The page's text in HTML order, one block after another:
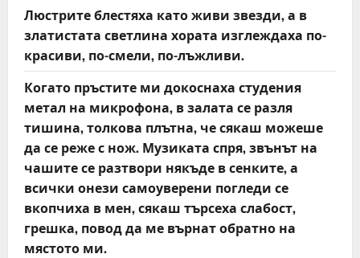
Люстрите блестяха като живи звезди, а в
златистата светлина хората изглеждаха по-
красиви, по-смели, по-лъжливи.
Когато пръстите ми докоснаха студения
метал на микрофона, в залата се разля
тишина, толкова плътна, че сякаш можеше
да се реже с нож. Музиката спря, звънът на
чашите се разтвори някъде в сенките, а
всички онези самоуверени погледи се
вкопчиха в мен, сякаш търсеха слабост,
грешка, повод да ме върнат обратно на
мястото ми.